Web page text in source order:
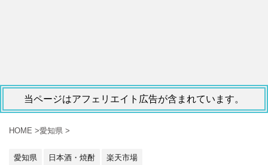
当ページはアフェリエイト広告が含まれています。
HOME >愛知県 >
愛知県 日本酒・焼酎 楽天市場